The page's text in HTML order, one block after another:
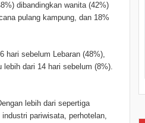
dibandingkan wanita (42%)
pulang kampung, dan 18%
hari sebelum Lebaran (48%),
lebih dari 14 hari sebelum (8%).
lebih dari sepertiga
pariwisata, perhotelan,